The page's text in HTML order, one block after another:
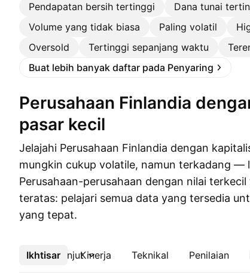
Pendapatan bersih tertinggi
Dana tunai
Volume yang tidak biasa
Paling volatil
Oversold
Tertinggi sepanjang waktu
Buat lebih banyak daftar pada Penyaring
Perusahaan Finlandia dengan kapitalisasi
pasar kecil
Jelajahi Perusahaan Finlandia dengan
mungkin cukup volatile, namun terkadang —
Perusahaan-perusahaan dengan nilai
teratas: pelajari semua data yang tersedia
yang tepat.
Ikhtisar Kinerja Teknikal Penilaian
Lebih lanjut